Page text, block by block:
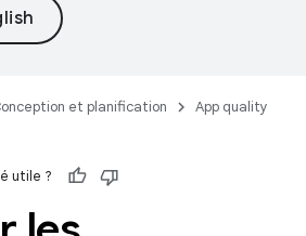
et planification
App quality
utile ?